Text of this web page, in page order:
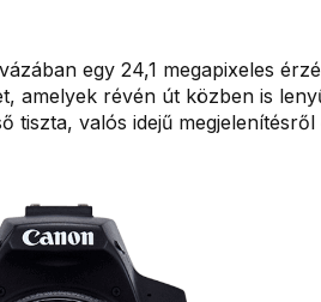
egy 24,1 megapixeles
amelyek révén út közben is
tiszta, valós idejű megjelenítésről